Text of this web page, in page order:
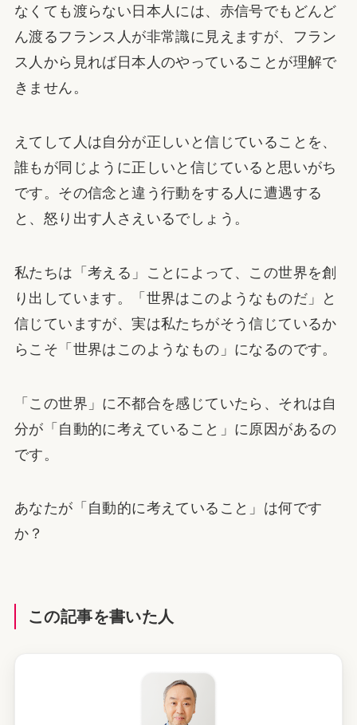
なくても渡らない日本人には、赤信号でもどんど
ん渡るフランス人が非常識に見えますが、フラン
ス人から見れば日本人のやっていることが理解で
きません。
えてして人は自分が正しいと信じていることを、
誰もが同じように正しいと信じていると思いがち
です。その信念と違う行動をする人に遭遇する
と、怒り出す人さえいるでしょう。
私たちは「考える」ことによって、この世界を創
り出しています。「世界はこのようなものだ」と
信じていますが、実は私たちがそう信じているか
らこそ「世界はこのようなもの」になるのです。
「この世界」に不都合を感じていたら、それは自
分が「自動的に考えていること」に原因があるの
です。
あなたが「自動的に考えていること」は何です
か？
この記事を書いた人